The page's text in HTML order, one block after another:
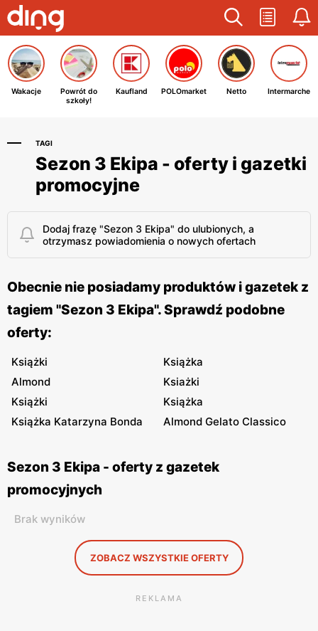
Wakacje
Powrót do
szkoły!
Kaufland POLOmarket Netto Intermarche
TAGI
Sezon 3 Ekipa - oferty i gazetki
promocyjne
Dodaj frazę "Sezon 3 Ekipa" do ulubionych, a
otrzymasz powiadomienia o nowych ofertach
Obecnie nie posiadamy produktów i gazetek z
tagiem "Sezon 3 Ekipa". Sprawdź podobne
oferty:
Książki
Książka
Almond
Ksiażki
Książki
Książka
Książka Katarzyna Bonda
Almond Gelato Classico
Sezon 3 Ekipa - oferty z gazetek
promocyjnych
Brak wyników
ZOBACZ WSZYSTKIE OFERTY
REKLAMA